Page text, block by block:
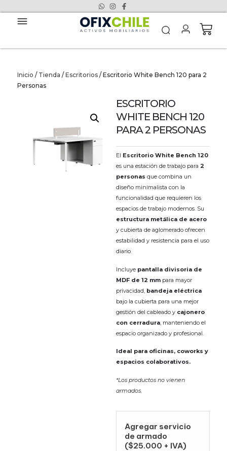
Inicio / Tienda / Escritorios/ Escritorio White Bench 120 para 2
Personas
ESCRITORIO
WHITE BENCH 120
PARA 2 PERSONAS
El Escritorio White Bench 120
es una estación de trabajo para 2
personas que combina un
diseño minimalista con la
funcionalidad que requieren los
espacios de trabajo modernos. Su
estructura metálica de acero
y cubierta de aglomerado ofrecen
estabilidad y resistencia para el uso
diario.
Incluye pantalla divisoria de
MDF de 12 mm para mayor
privacidad, bandeja eléctrica
bajo la cubierta para una mejor
gestión del cableado y cajonero
con cerradura, manteniendo el
espacio organizado y profesional.
Ideal para oficinas, coworks y
espacios colaborativos.
*Los productos no vienen
armados.
Agregar servicio
de armado
($25.000 + IVA)